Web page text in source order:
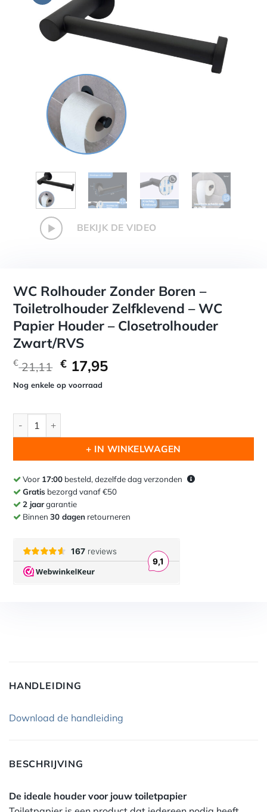
WC Rolhouder Zonder Boren –
Toiletrolhouder Zelfklevend – WC
Papier Houder – Closetrolhouder
Zwart/RVS
€21,11 Oorspronkelijke
prijs
was:
€ 17,95Huidige
Nog enkele op voorraad
WC Rolhouder Zonder Boren - Toiletrolhouder Zelfklevend
+ IN WINKELWAGEN
Voor 17:00 besteld, dezelfde dag verzonden
Gratis bezorgd vanaf €50
2 jaargarantie
Binnen30 dagen retourneren
HANDLEIDING
Download de handleiding
BESCHRIJVING
De ideale houder voor jouw toiletpapier